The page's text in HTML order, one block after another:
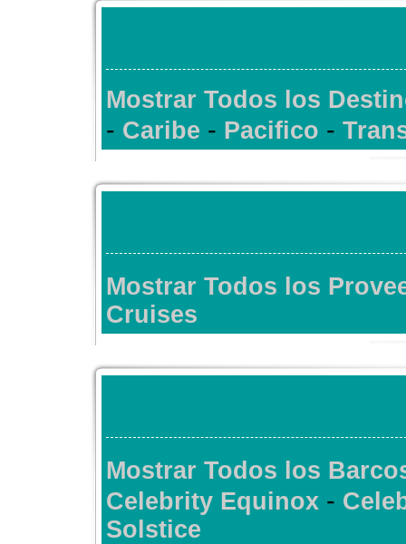
Mostrar Todos los
- Caribe - Pacifico -
Mostrar Todos los
Cruises
Mostrar Todos los
Celebrity Equinox -
Solstice